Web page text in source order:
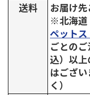
送料
お届け先
※北海道
ペットス
ごとの
込）以
はござ
く）